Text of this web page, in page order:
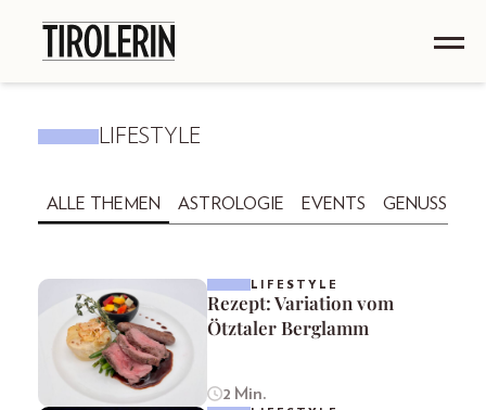
LIFESTYLE
ALLE THEMEN ASTROLOGIE EVENTS GENUSS
LIFESTYLE
Rezept: Variation vom
Ötztaler Berglamm
2 Min.